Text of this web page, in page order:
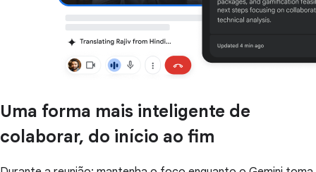
Uma forma mais inteligente de
colaborar, do início ao fim